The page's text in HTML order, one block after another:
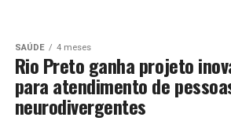
SAÚDE 4 meses
Rio Preto ganha projeto
para atendimento de
neurodivergentes